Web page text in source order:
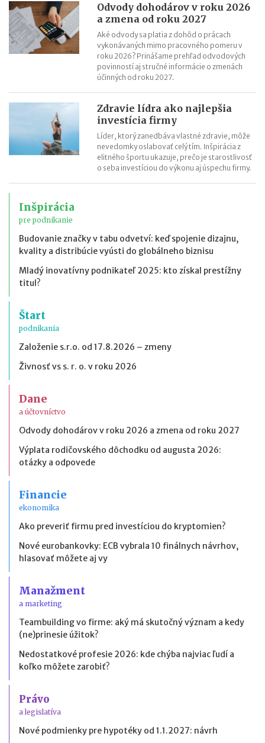
Odvody dohodárov v roku 2026
a zmena od roku 2027
Aké odvody sa platia z dohôd o prácach
vykonávaných mimo pracovného pomeru v
roku 2026? Prinášame prehľad odvodových
povinností aj stručné informácie o zmenách
účinných od roku 2027.
Zdravie lídra ako najlepšia
investícia firmy
Líder, ktorý zanedbáva vlastné zdravie, môže
nevedomky oslabovať celý tím. Inšpirácia z
elitného športu ukazuje, prečo je starostlivosť
o seba investíciou do výkonu aj úspechu firmy.
Inšpirácia
pre podnikanie
Budovanie značky v tabu odvetví: keď spojenie dizajnu,
kvality a distribúcie vyústi do globálneho biznisu
Mladý inovatívny podnikateľ 2025: kto získal prestížny
titul?
Štart
podnikania
Založenie s.r.o. od 17.8.2026 – zmeny
Živnosť vs s. r. o. v roku 2026
Dane
a účtovníctvo
Odvody dohodárov v roku 2026 a zmena od roku 2027
Výplata rodičovského dôchodku od augusta 2026:
otázky a odpovede
Financie
ekonomika
Ako preveriť firmu pred investíciou do kryptomien?
Nové eurobankovky: ECB vybrala 10 finálnych návrhov,
hlasovať môžete aj vy
Manažment
a marketing
Teambuilding vo firme: aký má skutočný význam a kedy
(ne)prinesie úžitok?
Nedostatkové profesie 2026: kde chýba najviac ľudí a
koľko môžete zarobiť?
Právo
a legislatíva
Nové podmienky pre hypotéky od 1.1.2027: návrh